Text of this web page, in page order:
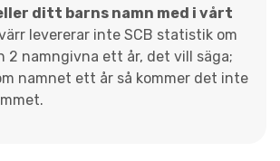
ditt barns namn med i vårt
levererar inte SCB statistik om
2 namngivna ett år, det vill säga;
namnet ett år så kommer det inte